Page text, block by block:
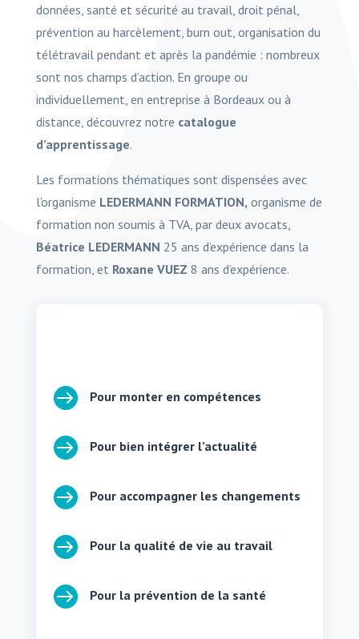
données, santé et sécurité au travail, droit pénal,
prévention au harcèlement, burn out, organisation du
télétravail pendant et après la pandémie : nombreux
sont nos champs d’action. En groupe ou
individuellement, en entreprise à Bordeaux ou à
distance, découvrez notre catalogue
d’apprentissage.
Les formations thématiques sont dispensées avec
l’organisme LEDERMANN FORMATION, organisme de
formation non soumis à TVA, par deux avocats,
Béatrice LEDERMANN 25 ans d’expérience dans la
formation, et Roxane VUEZ 8 ans d’expérience.
 Pour monter en compétences
 Pour bien intégrer l’actualité
 Pour accompagner les changements
 Pour la qualité de vie au travail
 Pour la prévention de la santé